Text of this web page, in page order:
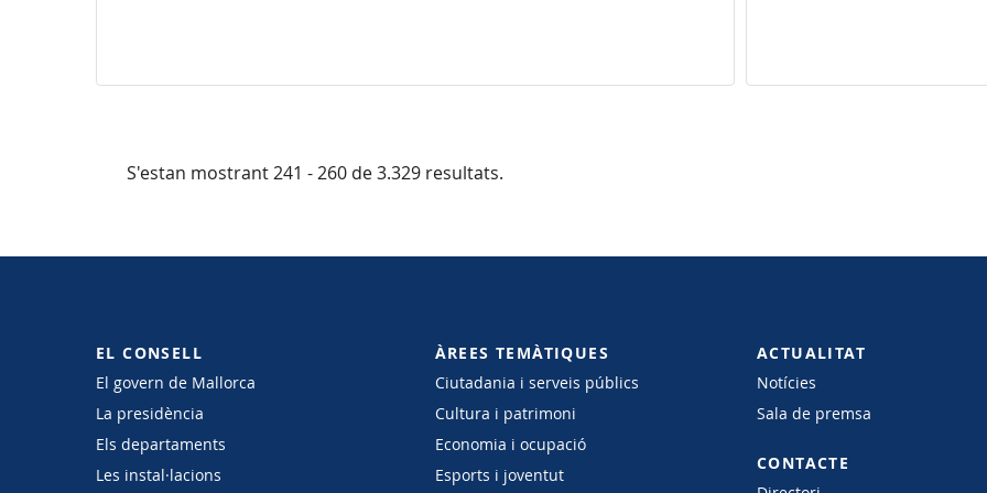
S'estan mostrant 241 - 260 de 3.329 resultats.
EL CONSELL
El govern de Mallorca
La presidència
Els departaments
Les instal·lacions
ÀREES TEMÀTIQUES
Ciutadania i serveis públics
Cultura i patrimoni
Economia i ocupació
Esports i joventut
ACTUALITAT
Notícies
Sala de premsa
CONTACTE